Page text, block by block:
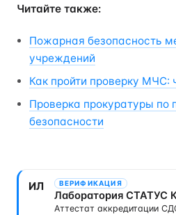
Читайте также:
Пожарная безопасность
учреждений
Как пройти проверку МЧС:
Проверка прокуратуры по
безопасности
ИЛ ВЕРИФИКАЦИЯ
Лаборатория СТАТУС
Аттестат аккредитации